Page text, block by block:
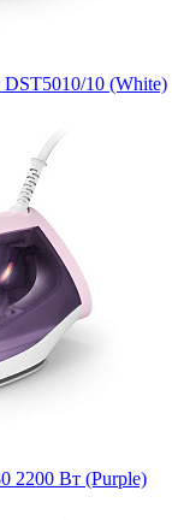
10 (White)
2200 Вт (Purple)